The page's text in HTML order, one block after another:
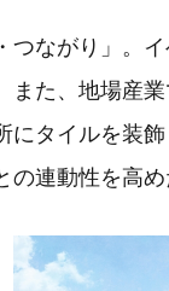
つながり」。
また、地場産
にタイルを装
の連動性を高